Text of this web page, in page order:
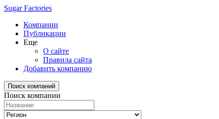
Sugar Factories
Компании
Публикации
Еще
О сайте
Правила сайта
Добавить компанию
Поиск компаний
Поиск компании